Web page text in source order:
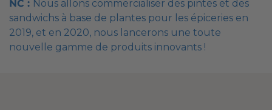
NC : Nous allons commercialiser des pintes et des
sandwichs à base de plantes pour les épiceries en
2019, et en 2020, nous lancerons une toute
nouvelle gamme de produits innovants !